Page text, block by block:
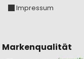
Impressum
Markenqualität